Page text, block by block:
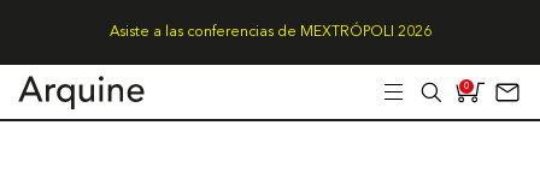
Asiste a las conferencias de MEXTRÓPOLI 2026
0